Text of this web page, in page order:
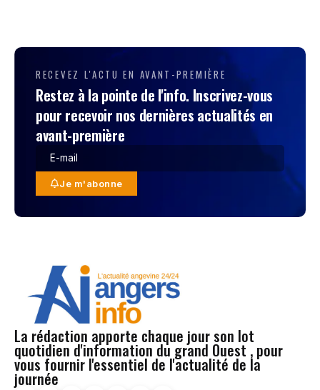
RECEVEZ L'ACTU EN AVANT-PREMIÈRE
Restez à la pointe de l'info. Inscrivez-vous
pour recevoir nos dernières actualités en
avant-première
Je m'abonne
La rédaction apporte chaque jour son lot
quotidien d'information du grand Ouest , pour
vous fournir l'essentiel de l'actualité de la
journée